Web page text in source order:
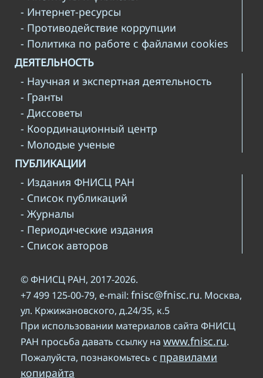
- Интернет-ресурсы
- Противодействие коррупции
- Политика по работе с файлами cookies
ДЕЯТЕЛЬНОСТЬ
- Научная и экспертная деятельность
- Гранты
- Диссоветы
- Координационный центр
- Молодые ученые
ПУБЛИКАЦИИ
- Издания ФНИСЦ РАН
- Список публикаций
- Журналы
- Периодические издания
- Список авторов
© ФНИСЦ РАН, 2017-2026.
+7 499 125-00-79, e-mail: fnisc@fnisc.ru. Москва,
ул. Кржижановского, д.24/35, к.5
При использовании материалов сайта ФНИСЦ
РАН просьба давать ссылку на www.fnisc.ru.
Пожалуйста, познакомьтесь с правилами
копирайта